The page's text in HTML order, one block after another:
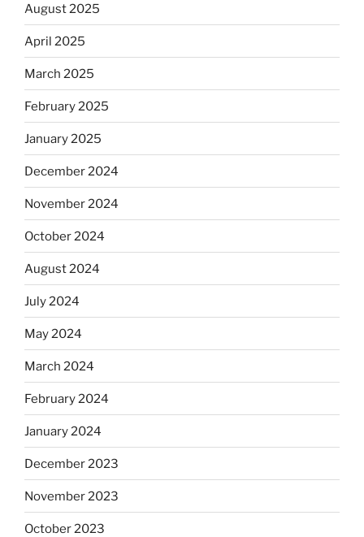
August 2025
April 2025
March 2025
February 2025
January 2025
December 2024
November 2024
October 2024
August 2024
July 2024
May 2024
March 2024
February 2024
January 2024
December 2023
November 2023
October 2023